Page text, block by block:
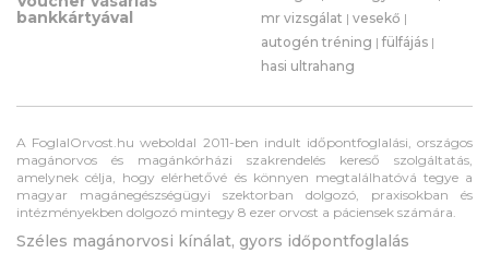
bankkártyával
mr vizsgálat | vesekő |
autogén tréning |fülfájás |
hasi ultrahang
A FoglalOrvost.hu weboldal 2011-ben indult időpontfoglalási, országos
magánorvos és magánkórházi szakrendelés kereső szolgáltatás,
amelynek célja, hogy elérhetővé és könnyen megtalálhatóvá tegye a
magyar magánegészségügyi szektorban dolgozó, praxisokban és
intézményekben dolgozó mintegy 8 ezer orvost a páciensek számára.
Széles magánorvosi kínálat, gyors időpontfoglalás